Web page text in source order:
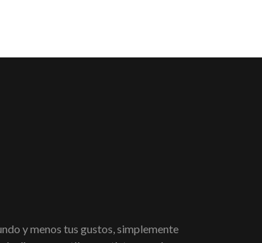
y menos tus gustos, simplemente